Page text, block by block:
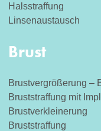
Halsstraffung
Linsenaustausch
Brust
Brustvergrößerung –
Bruststraffung mit
Brustverkleinerung
Bruststraffung